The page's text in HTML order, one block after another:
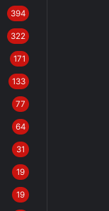
394
322
171
133
77
64
31
19
19